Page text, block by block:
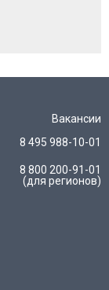
Вакансии
8 495 988-10-01
8 800 200-91-01
(для регионов)